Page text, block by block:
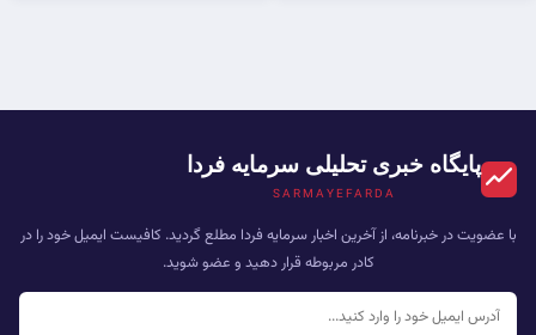
پایگاه خبری تحلیلی سرمایه فردا
SARMAYEFARDA
با عضویت در خبرنامه، از آخرین اخبار سرمایه فردا مطلع گردید. کافیست ایمیل خود را در
کادر مربوطه قرار دهید و عضو شوید.